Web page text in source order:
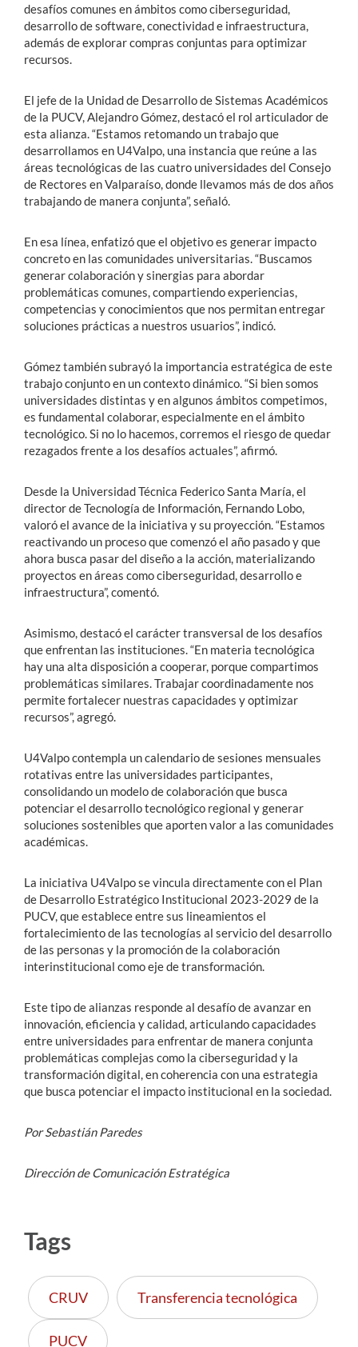
desafíos comunes en ámbitos como ciberseguridad,
desarrollo de software, conectividad e infraestructura,
además de explorar compras conjuntas para optimizar
recursos.
El jefe de la Unidad de Desarrollo de Sistemas Académicos
de la PUCV, Alejandro Gómez, destacó el rol articulador de
esta alianza. “Estamos retomando un trabajo que
desarrollamos en U4Valpo, una instancia que reúne a las
áreas tecnológicas de las cuatro universidades del Consejo
de Rectores en Valparaíso, donde llevamos más de dos años
trabajando de manera conjunta”, señaló.
En esa línea, enfatizó que el objetivo es generar impacto
concreto en las comunidades universitarias. “Buscamos
generar colaboración y sinergias para abordar
problemáticas comunes, compartiendo experiencias,
competencias y conocimientos que nos permitan entregar
soluciones prácticas a nuestros usuarios”, indicó.
Gómez también subrayó la importancia estratégica de este
trabajo conjunto en un contexto dinámico. “Si bien somos
universidades distintas y en algunos ámbitos competimos,
es fundamental colaborar, especialmente en el ámbito
tecnológico. Si no lo hacemos, corremos el riesgo de quedar
rezagados frente a los desafíos actuales”, afirmó.
Desde la Universidad Técnica Federico Santa María, el
director de Tecnología de Información, Fernando Lobo,
valoró el avance de la iniciativa y su proyección. “Estamos
reactivando un proceso que comenzó el año pasado y que
ahora busca pasar del diseño a la acción, materializando
proyectos en áreas como ciberseguridad, desarrollo e
infraestructura”, comentó.
Asimismo, destacó el carácter transversal de los desafíos
que enfrentan las instituciones. “En materia tecnológica
hay una alta disposición a cooperar, porque compartimos
problemáticas similares. Trabajar coordinadamente nos
permite fortalecer nuestras capacidades y optimizar
recursos”, agregó.
U4Valpo contempla un calendario de sesiones mensuales
rotativas entre las universidades participantes,
consolidando un modelo de colaboración que busca
potenciar el desarrollo tecnológico regional y generar
soluciones sostenibles que aporten valor a las comunidades
académicas.
La iniciativa U4Valpo se vincula directamente con el Plan
de Desarrollo Estratégico Institucional 2023-2029 de la
PUCV, que establece entre sus lineamientos el
fortalecimiento de las tecnologías al servicio del desarrollo
de las personas y la promoción de la colaboración
interinstitucional como eje de transformación.
Este tipo de alianzas responde al desafío de avanzar en
innovación, eficiencia y calidad, articulando capacidades
entre universidades para enfrentar de manera conjunta
problemáticas complejas como la ciberseguridad y la
transformación digital, en coherencia con una estrategia
que busca potenciar el impacto institucional en la sociedad.
Por Sebastián Paredes
Dirección de Comunicación Estratégica
Tags
CRUV Transferencia tecnológica
PUCV